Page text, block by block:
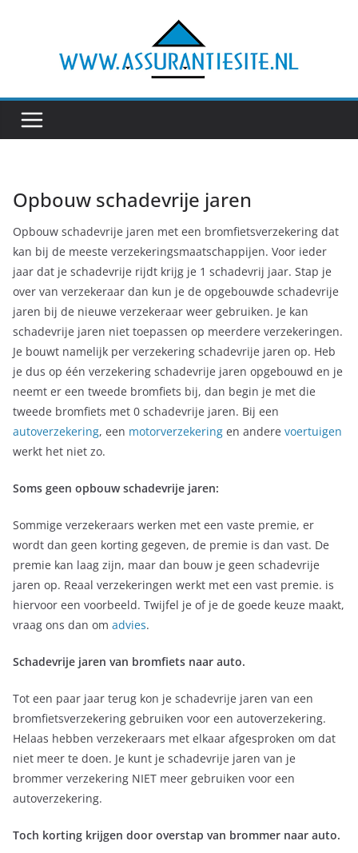
Opbouw schadevrije jaren
Opbouw schadevrije jaren met een bromfietsverzekering dat
kan bij de meeste verzekeringsmaatschappijen. Voor ieder
jaar dat je schadevrije rijdt krijg je 1 schadevrij jaar. Stap je
over van verzekeraar dan kun je de opgebouwde schadevrije
jaren bij de nieuwe verzekeraar weer gebruiken. Je kan
schadevrije jaren niet toepassen op meerdere verzekeringen.
Je bouwt namelijk per verzekering schadevrije jaren op. Heb
je dus op één verzekering schadevrije jaren opgebouwd en je
neemt er een tweede bromfiets bij, dan begin je met die
tweede bromfiets met 0 schadevrije jaren. Bij een
autoverzekering, een motorverzekering en andere voertuigen
werkt het niet zo.
Soms geen opbouw schadevrije jaren:
Sommige verzekeraars werken met een vaste premie, er
wordt dan geen korting gegeven, de premie is dan vast. De
premie kan laag zijn, maar dan bouw je geen schadevrije
jaren op. Reaal verzekeringen werkt met een vast premie. is
hiervoor een voorbeeld. Twijfel je of je de goede keuze maakt,
vraag ons dan om advies.
Schadevrije jaren van bromfiets naar auto.
Tot een paar jaar terug kon je schadevrije jaren van een
bromfietsverzekering gebruiken voor een autoverzekering.
Helaas hebben verzekeraars met elkaar afgesproken om dat
niet meer te doen. Je kunt je schadevrije jaren van je
brommer verzekering NIET meer gebruiken voor een
autoverzekering.
Toch korting krijgen door overstap van brommer naar auto.